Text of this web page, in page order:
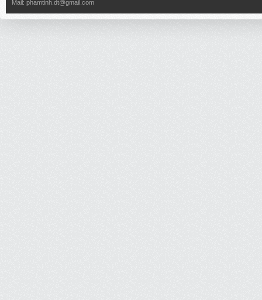
Mail: phamtinh.dt@gmail.com